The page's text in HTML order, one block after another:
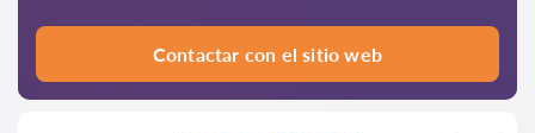
Contactar con el sitio web